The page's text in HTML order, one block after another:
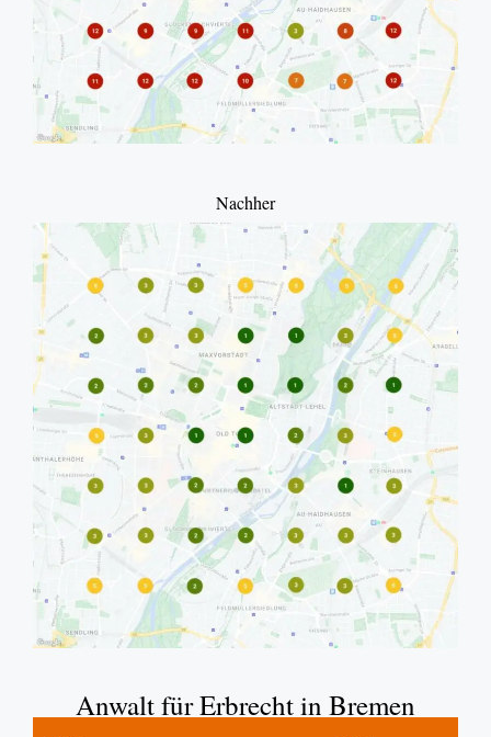
Nachher
Anwalt für Erbrecht in Bremen